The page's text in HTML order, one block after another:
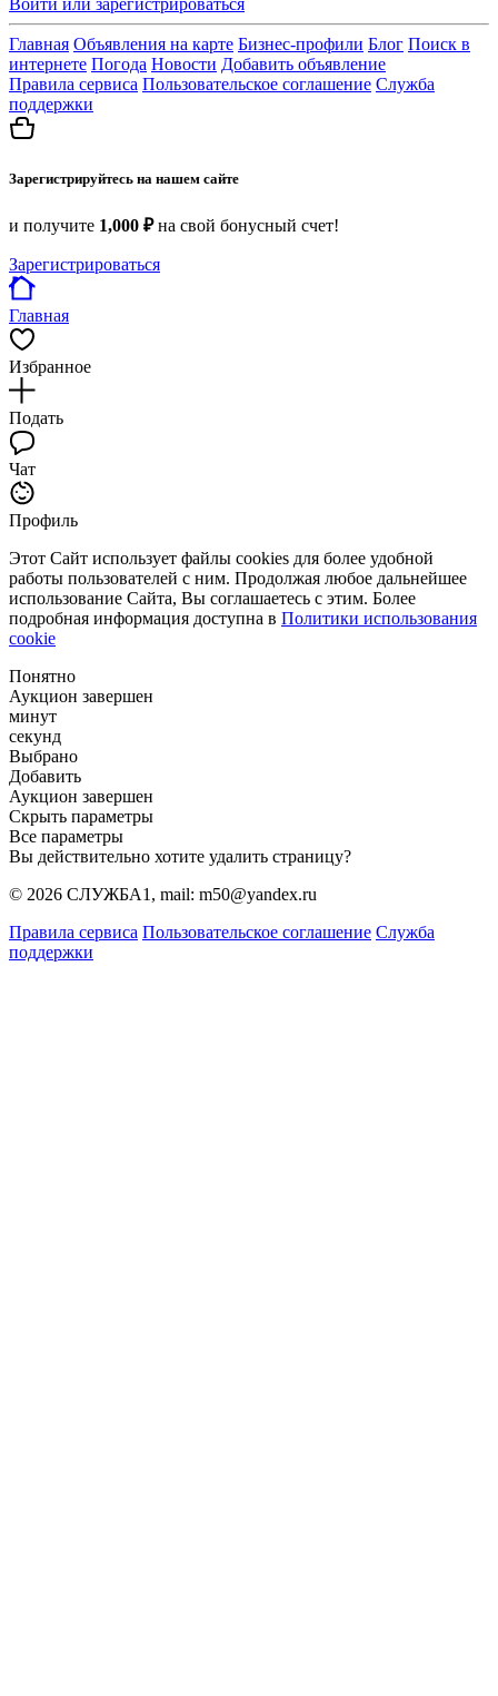
Главная Объявления на карте Бизнес-профили Блог Поиск в
интернете Погода Новости Добавить объявление
Правила сервиса Пользовательское соглашение Служба
поддержки
Зарегистрируйтесь на нашем сайте
и получите 1,000 ₽на свой бонусный счет!
Зарегистрироваться
Главная
Избранное
Подать
Чат
Профиль
Этот Сайт использует файлы cookies для более удобной
работы пользователей с ним. Продолжая любое дальнейшее
использование Сайта, Вы соглашаетесь с этим. Более
подробная информация доступна в Политики использования
cookie
Понятно
Аукцион завершен
минут
секунд
Выбрано
Добавить
Аукцион завершен
Скрыть параметры
Все параметры
Вы действительно хотите удалить страницу?
© 2026 СЛУЖБА1, mail: m50@yandex.ru
Правила сервиса Пользовательское соглашение Служба
поддержки